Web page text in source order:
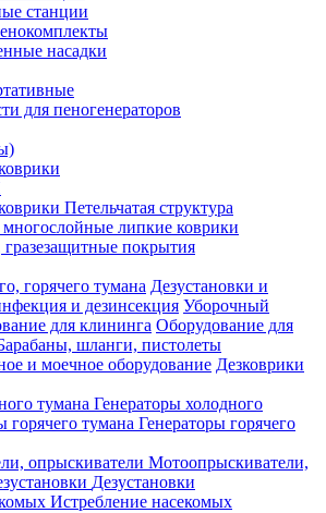
станции
насадки
для пеногенераторов
Петельчатая структура
липкие коврики
покрытия
горячего тумана Дезустановки и
и дезинсекция Уборочный
для клининга Оборудование для
шланги, пистолеты
и моечное оборудование Дезковрики
Генераторы холодного
Генераторы горячего
Мотоопрыскиватели,
Дезустановки
Истребление насекомых